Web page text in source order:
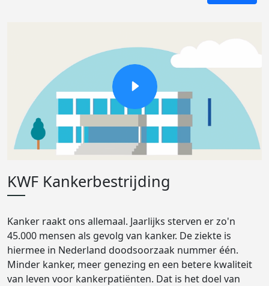
KWF Kankerbestrijding
Kanker raakt ons allemaal. Jaarlijks sterven er zo'n
45.000 mensen als gevolg van kanker. De ziekte is
hiermee in Nederland doodsoorzaak nummer één.
Minder kanker, meer genezing en een betere kwaliteit
van leven voor kankerpatiënten. Dat is het doel van